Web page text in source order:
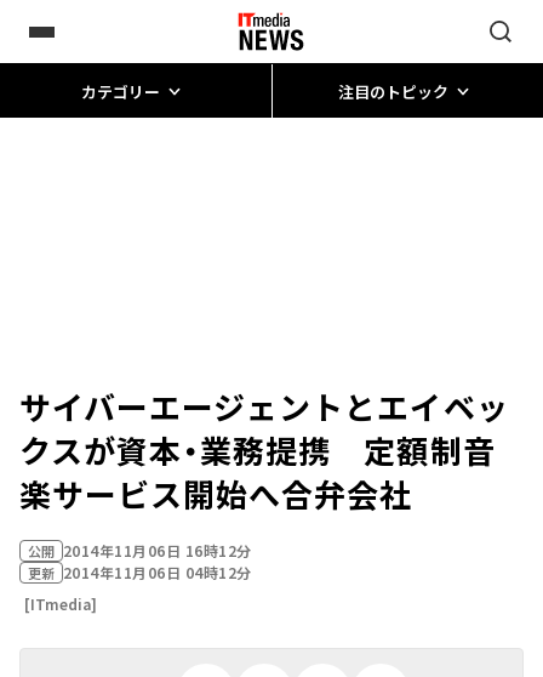
カテゴリー 注目のトピック
サイバーエージェントとエイベッ
クスが資本・業務提携 定額制音
楽サービス開始へ合弁会社
公開 2014年11月06日 16時12分
更新 2014年11月06日 04時12分
[ITmedia]